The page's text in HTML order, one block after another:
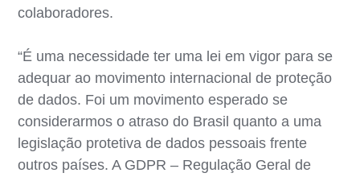
colaboradores.
“É uma necessidade ter uma lei em vigor para se
adequar ao movimento internacional de proteção
de dados. Foi um movimento esperado se
considerarmos o atraso do Brasil quanto a uma
legislação protetiva de dados pessoais frente
outros países. A GDPR – Regulação Geral de